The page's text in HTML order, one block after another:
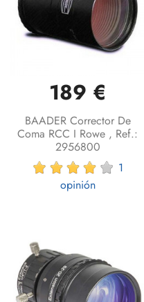
189 €
BAADER Corrector De
Coma RCC I Rowe , Ref.:
2956800
1
opinión